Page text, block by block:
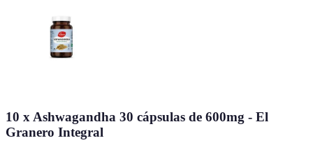
10 x Ashwagandha 30 cápsulas de 600mg - El
Granero Integral